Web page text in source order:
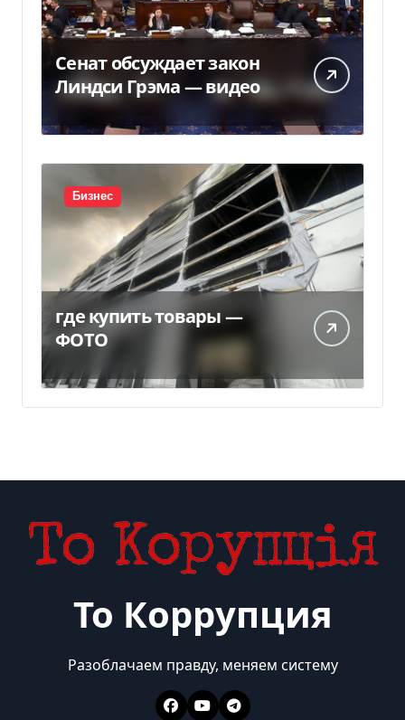
Сенат обсуждает закон
Линдси Грэма — видео
Бизнес
где купить товары —
ФОТО
То Коррупция
Разоблачаем правду, меняем систему